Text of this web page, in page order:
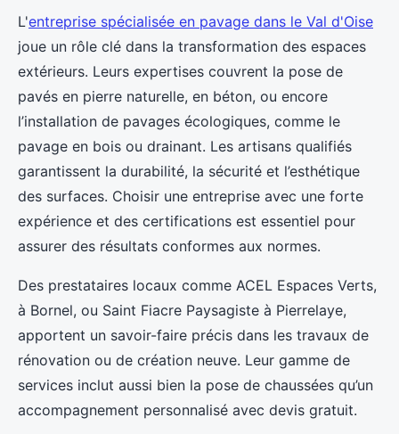
L'entreprise spécialisée en pavage dans le Val d'Oise
joue un rôle clé dans la transformation des espaces
extérieurs. Leurs expertises couvrent la pose de
pavés en pierre naturelle, en béton, ou encore
l’installation de pavages écologiques, comme le
pavage en bois ou drainant. Les artisans qualifiés
garantissent la durabilité, la sécurité et l’esthétique
des surfaces. Choisir une entreprise avec une forte
expérience et des certifications est essentiel pour
assurer des résultats conformes aux normes.
Des prestataires locaux comme ACEL Espaces Verts,
à Bornel, ou Saint Fiacre Paysagiste à Pierrelaye,
apportent un savoir-faire précis dans les travaux de
rénovation ou de création neuve. Leur gamme de
services inclut aussi bien la pose de chaussées qu’un
accompagnement personnalisé avec devis gratuit.